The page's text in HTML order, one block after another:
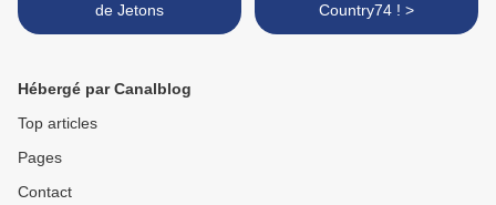
de Jetons
Country74 ! >
Hébergé par Canalblog
Top articles
Pages
Contact